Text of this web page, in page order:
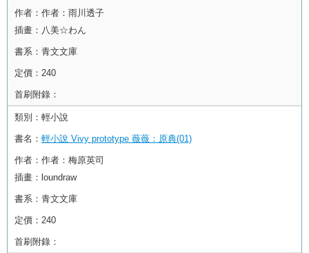
作者： 作者：雨川透子
插畫：八美☆わん
書系： 青文文庫
定價： 240
首刷附錄：
類別： 輕小說
書名： 輕小說 Vivy prototype 薇薇：原典(01)
作者： 作者：梅原英司
插畫：loundraw
書系： 青文文庫
定價： 240
首刷附錄：